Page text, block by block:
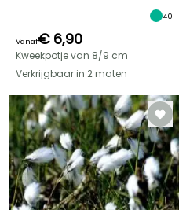
40
Vanaf€ 6,90
Kweekpotje van 8/9 cm
Verkrijgbaar in 2 maten